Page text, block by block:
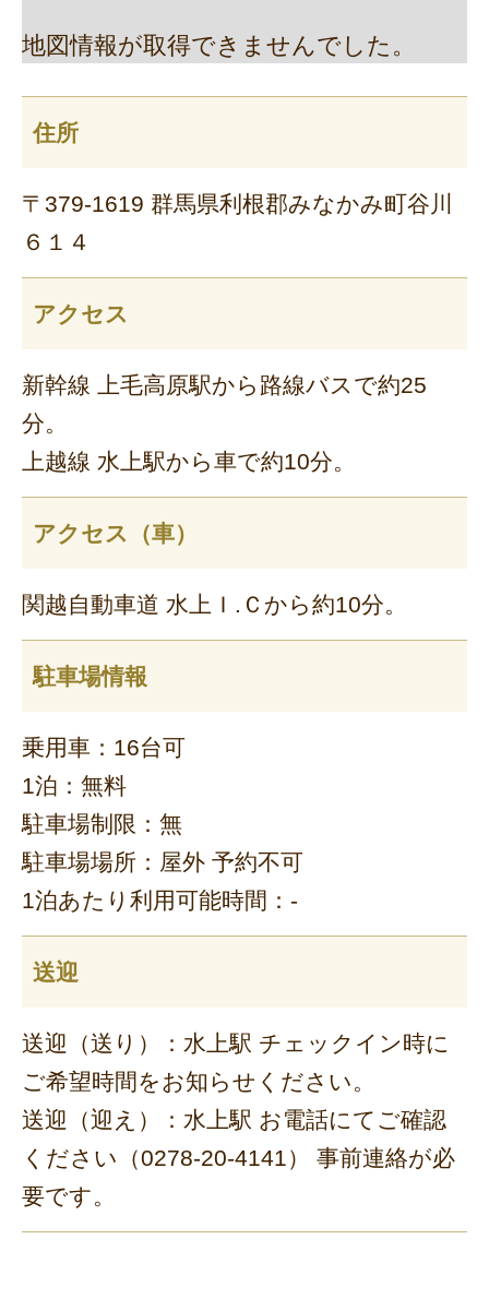
地図情報が取得できませんでした。
住所
〒379-1619 群馬県利根郡みなかみ町谷川
６１４
アクセス
新幹線 上毛高原駅から路線バスで約25
分。
上越線 水上駅から車で約10分。
アクセス（車）
関越自動車道 水上Ｉ.Ｃから約10分。
駐車場情報
乗用車：16台可
1泊：無料
駐車場制限：無
駐車場場所：屋外 予約不可
1泊あたり利用可能時間：-
送迎
送迎（送り）：水上駅 チェックイン時に
ご希望時間をお知らせください。
送迎（迎え）：水上駅 お電話にてご確認
ください（0278-20-4141） 事前連絡が必
要です。